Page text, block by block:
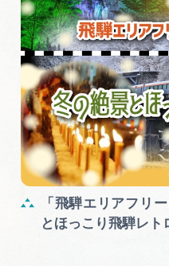
「飛騨エリアフリ
とほっこり飛騨レト